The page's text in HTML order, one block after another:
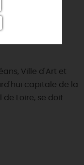
Ville d'Art et
capitale de la
Loire, se doit